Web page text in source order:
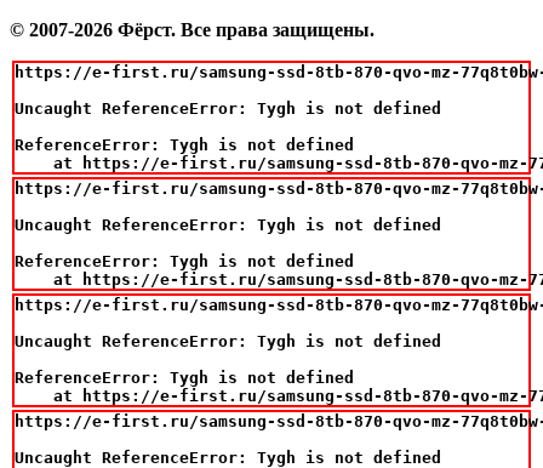
© 2007-2026 Фёрст. Все права защищены.
https://e-first.ru/samsung-ssd-8tb-870-qvo-mz-
Uncaught ReferenceError: Tygh is not defined
ReferenceError: Tygh is not defined
at https://e-first.ru/samsung-ssd-8tb-870-qvo-mz-
https://e-first.ru/samsung-ssd-8tb-870-qvo-mz-
Uncaught ReferenceError: Tygh is not defined
ReferenceError: Tygh is not defined
at https://e-first.ru/samsung-ssd-8tb-870-qvo-mz-
https://e-first.ru/samsung-ssd-8tb-870-qvo-mz-
Uncaught ReferenceError: Tygh is not defined
ReferenceError: Tygh is not defined
at https://e-first.ru/samsung-ssd-8tb-870-qvo-mz-
https://e-first.ru/samsung-ssd-8tb-870-qvo-mz-
Uncaught ReferenceError: Tygh is not defined